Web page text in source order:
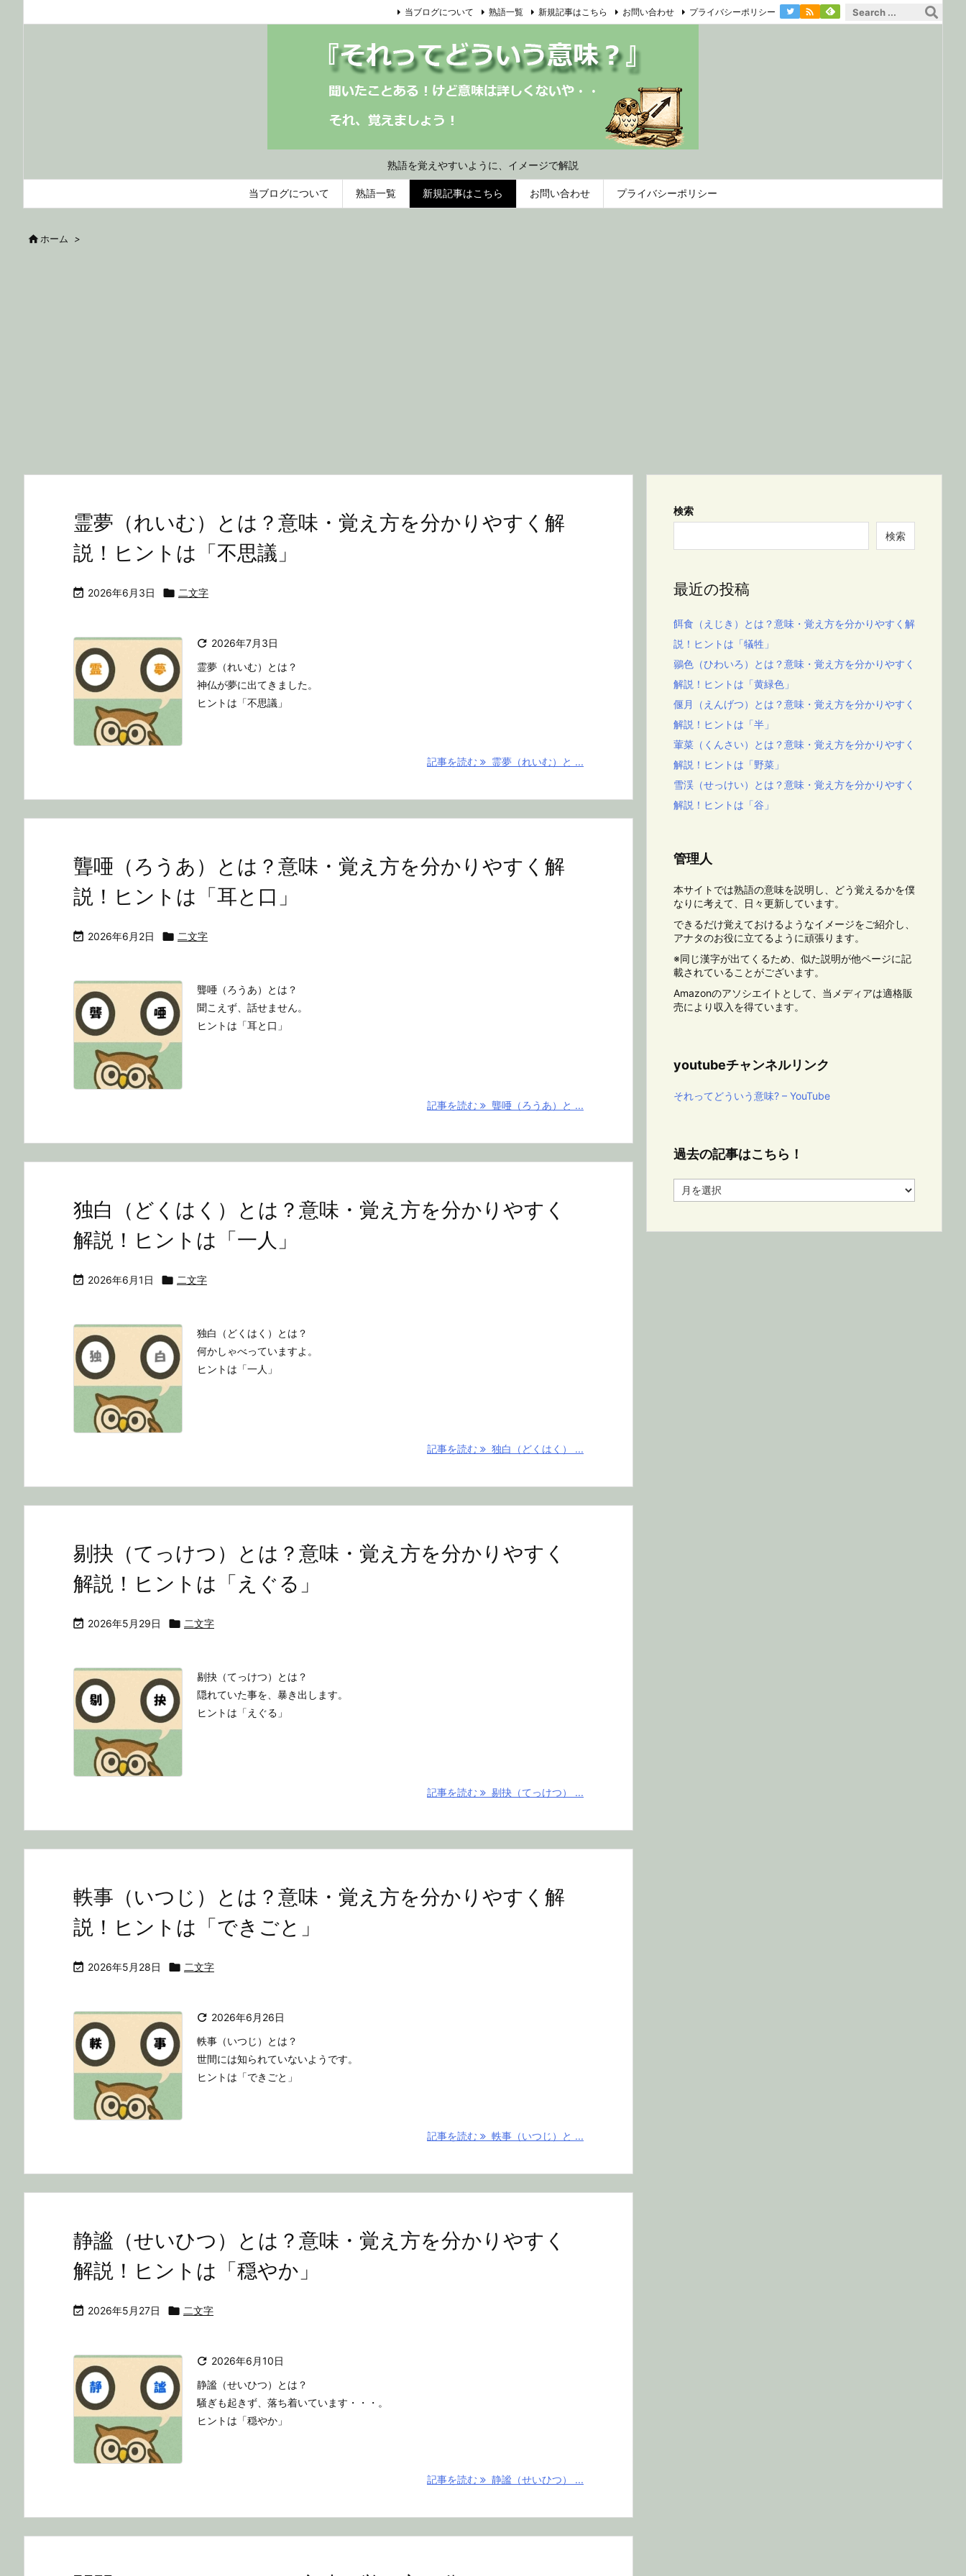
熟語を覚えやすいように、イメージで解説
当ブログについて 熟語一覧 新規記事はこちら お問い合わせ プライバシーポリシー
当ブログについて 熟語一覧 新規記事はこちら お問い合わせ プライバシーポリシー 
 ホーム >
霊夢（れいむ）とは？意味・覚え方を分かりやすく解
説！ヒントは「不思議」
 2026年6月3日  二文字
 2026年7月3日
霊夢（れいむ）とは？
神仏が夢に出てきました。
ヒントは「不思議」
記事を読む 霊夢（れいむ）と ...
聾唖（ろうあ）とは？意味・覚え方を分かりやすく解
説！ヒントは「耳と口」
 2026年6月2日  二文字
聾唖（ろうあ）とは？
聞こえず、話せません。
ヒントは「耳と口」
記事を読む 聾唖（ろうあ）と ...
独白（どくはく）とは？意味・覚え方を分かりやすく
解説！ヒントは「一人」
 2026年6月1日  二文字
独白（どくはく）とは？
何かしゃべっていますよ。
ヒントは「一人」
記事を読む 独白（どくはく） ...
剔抉（てっけつ）とは？意味・覚え方を分かりやすく
解説！ヒントは「えぐる」
 2026年5月29日  二文字
剔抉（てっけつ）とは？
隠れていた事を、暴き出します。
ヒントは「えぐる」
記事を読む 剔抉（てっけつ） ...
軼事（いつじ）とは？意味・覚え方を分かりやすく解
説！ヒントは「できごと」
 2026年5月28日  二文字
 2026年6月26日
軼事（いつじ）とは？
世間には知られていないようです。
ヒントは「できごと」
記事を読む 軼事（いつじ）と ...
静謐（せいひつ）とは？意味・覚え方を分かりやすく
解説！ヒントは「穏やか」
 2026年5月27日  二文字
 2026年6月10日
静謐（せいひつ）とは？
騒ぎも起きず、落ち着いています・・・。
ヒントは「穏やか」
記事を読む 静謐（せいひつ） ...
検索
検索
最近の投稿
餌食（えじき）とは？意味・覚え方を分かりやすく解
説！ヒントは「犠牲」
鶸色（ひわいろ）とは？意味・覚え方を分かりやすく
解説！ヒントは「黄緑色」
偃月（えんげつ）とは？意味・覚え方を分かりやすく
解説！ヒントは「半」
葷菜（くんさい）とは？意味・覚え方を分かりやすく
解説！ヒントは「野菜」
雪渓（せっけい）とは？意味・覚え方を分かりやすく
解説！ヒントは「谷」
管理人
本サイトでは熟語の意味を説明し、どう覚えるかを僕
なりに考えて、日々更新しています。
できるだけ覚えておけるようなイメージをご紹介し、
アナタのお役に立てるように頑張ります。
※同じ漢字が出てくるため、似た説明が他ページに記
載されていることがございます。
Amazonのアソシエイトとして、当メディアは適格販
売により収入を得ています。
youtubeチャンネルリンク
それってどういう意味? – YouTube
過去の記事はこちら！
去